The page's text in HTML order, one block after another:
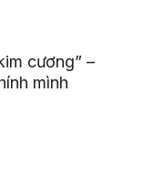
cương” –
mình